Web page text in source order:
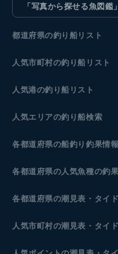
「写真から探せる魚図鑑」
都道府県の釣り船リスト
人気市町村の釣り船リスト
人気港の釣り船リスト
人気エリアの釣り船検索
各都道府県の船釣り釣果情報
各都道府県の人気魚種の釣
各都道府県の潮見表 ・タイ
人気市町村の潮見表・タイ